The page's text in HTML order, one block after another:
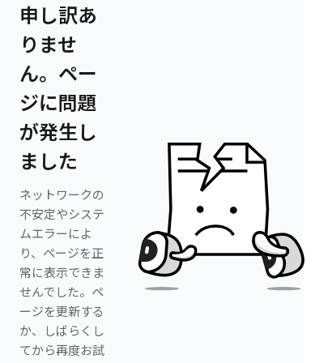
申し訳あ
りませ
ん。ペー
ジに問題
が発生し
ました
ネットワークの
不安定やシステ
ムエラーによ
り、ページを正
常に表示できま
せんでした。ペ
ージを更新する
か、しばらくし
てから再度お試